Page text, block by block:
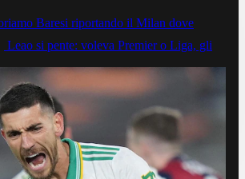
Baresi riportando il Milan dove
Leao si pente: voleva Premier o Liga, gli